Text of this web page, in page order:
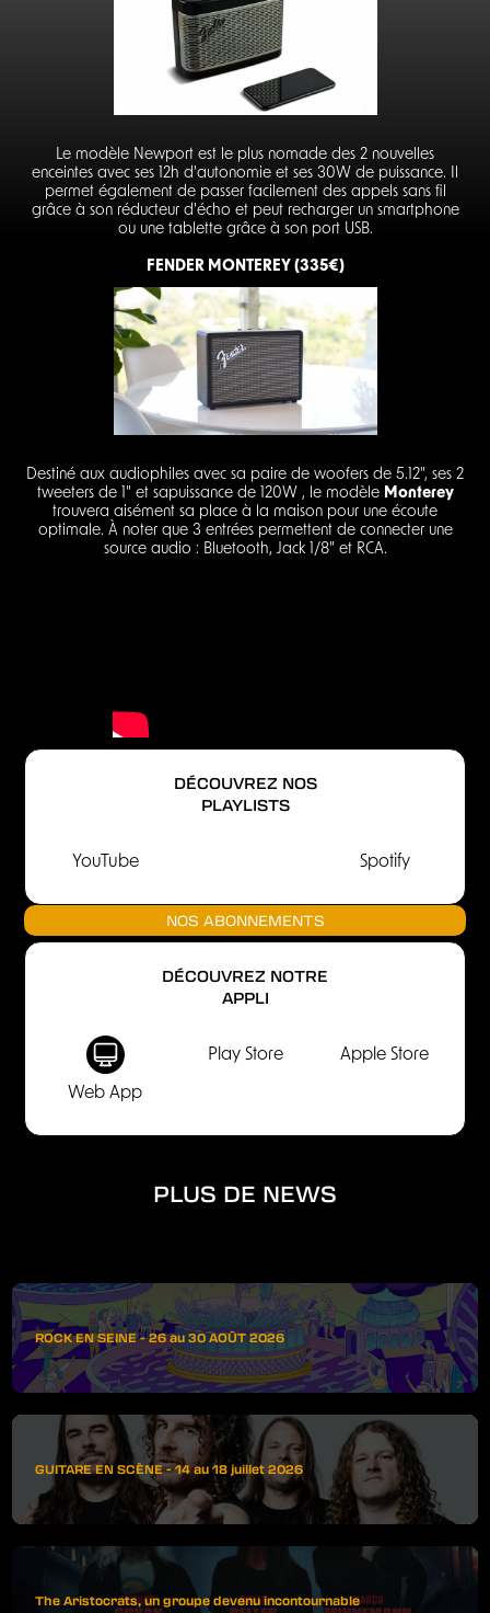
Le modèle Newport est le plus nomade des 2 nouvelles
enceintes avec ses 12h d'autonomie et ses 30W de puissance. Il
permet également de passer facilement des appels sans fil
grâce à son réducteur d'écho et peut recharger un smartphone
ou une tablette grâce à son port USB.
FENDER MONTEREY (335€)
Destiné aux audiophiles avec sa paire de woofers de 5.12", ses 2
tweeters de 1" et sapuissance de 120W , le modèle Monterey
trouvera aisément sa place à la maison pour une écoute
optimale. À noter que 3 entrées permettent de connecter une
source audio : Bluetooth, Jack 1/8" et RCA.
DÉCOUVREZ NOS
PLAYLISTS
YouTube Spotify
NOS ABONNEMENTS
DÉCOUVREZ NOTRE
APPLI
Web App
Play Store Apple Store
PLUS DE NEWS
ROCK EN SEINE - 26 au 30 AOÛT 2026
GUITARE EN SCÈNE - 14 au 18 juillet 2026
The Aristocrats, un groupe devenu incontournable